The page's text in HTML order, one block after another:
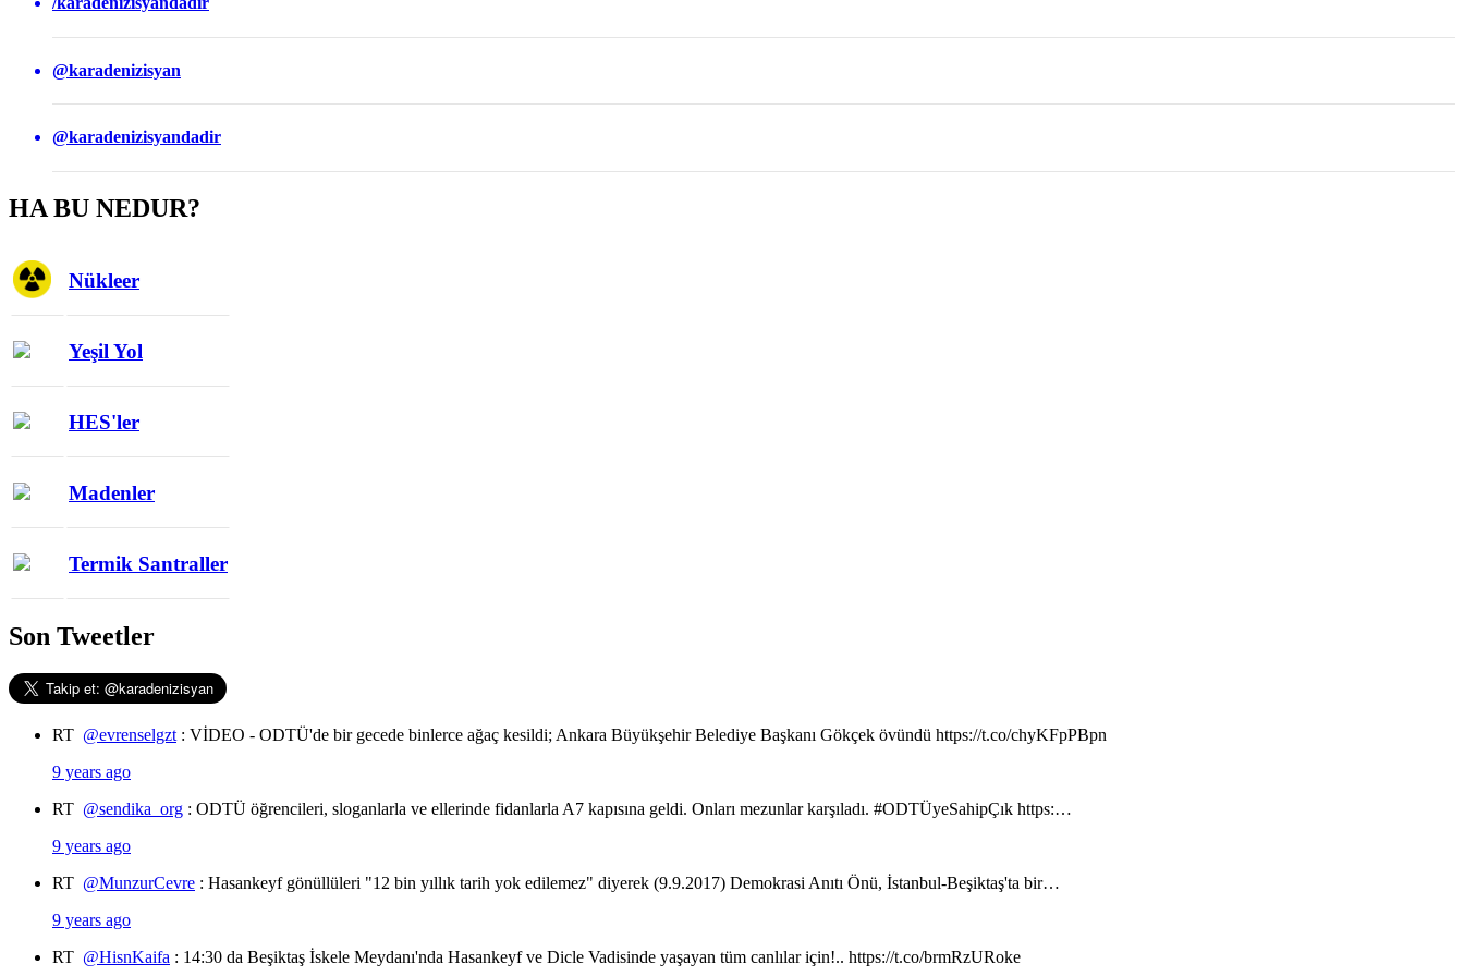
@karadenizisyan
@karadenizisyandadir
HA BU NEDUR?
Nükleer
Yeşil Yol
HES'ler
Madenler
Termik Santraller
Son Tweetler
RT @evrenselgzt : VİDEO - ODTÜ'de bir gecede binlerce ağaç kesildi; Ankara Büyükşehir Belediye Başkanı Gökçek övündü https://t.co/chyKFpPBpn
9 years ago
RT @sendika_org : ODTÜ öğrencileri, sloganlarla ve ellerinde fidanlarla A7 kapısına geldi. Onları mezunlar karşıladı. #ODTÜyeSahipÇık https:…
9 years ago
RT @MunzurCevre : Hasankeyf gönüllüleri "12 bin yıllık tarih yok edilemez" diyerek (9.9.2017) Demokrasi Anıtı Önü, İstanbul-Beşiktaş'ta bir…
9 years ago
RT @HisnKaifa : 14:30 da Beşiktaş İskele Meydanı'nda Hasankeyf ve Dicle Vadisinde yaşayan tüm canlılar için!.. https://t.co/brmRzURoke